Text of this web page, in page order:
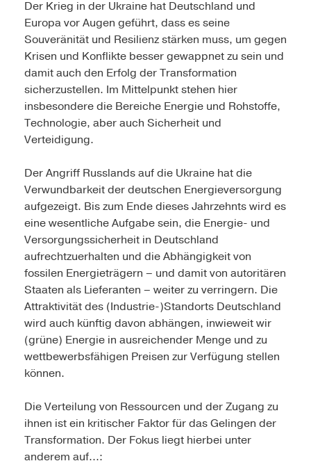
Der Krieg in der Ukraine hat Deutschland und
Europa vor Augen geführt, dass es seine
Souveränität und Resilienz stärken muss, um gegen
Krisen und Konflikte besser gewappnet zu sein und
damit auch den Erfolg der Transformation
sicherzustellen. Im Mittelpunkt stehen hier
insbesondere die Bereiche Energie und Rohstoffe,
Technologie, aber auch Sicherheit und
Verteidigung.
Der Angriff Russlands auf die Ukraine hat die
Verwundbarkeit der deutschen Energieversorgung
aufgezeigt. Bis zum Ende dieses Jahrzehnts wird es
eine wesentliche Aufgabe sein, die Energie- und
Versorgungssicherheit in Deutschland
aufrechtzuerhalten und die Abhängigkeit von
fossilen Energieträgern – und damit von autoritären
Staaten als Lieferanten – weiter zu verringern. Die
Attraktivität des (Industrie-)Standorts Deutschland
wird auch künftig davon abhängen, inwieweit wir
(grüne) Energie in ausreichender Menge und zu
wettbewerbsfähigen Preisen zur Verfügung stellen
können.
Die Verteilung von Ressourcen und der Zugang zu
ihnen ist ein kritischer Faktor für das Gelingen der
Transformation. Der Fokus liegt hierbei unter
anderem auf...: